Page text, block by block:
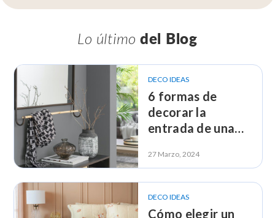
Lo último del Blog
DECO IDEAS
6 formas de
decorar la
entrada de una
estilos
27 Marzo, 2024
DECO IDEAS
Cómo elegir un